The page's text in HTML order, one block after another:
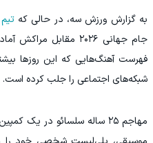
به گزارش ورزش سه، در حالی که
جام جهانی ۲۰۲۶ مقابل مراکش آماده می‌کند،
فهرست آهنگ‌هایی که این روزها
شبکه‌های اجتماعی را جلب کرده است.
مهاجم ۲۵ ساله سلسائو در